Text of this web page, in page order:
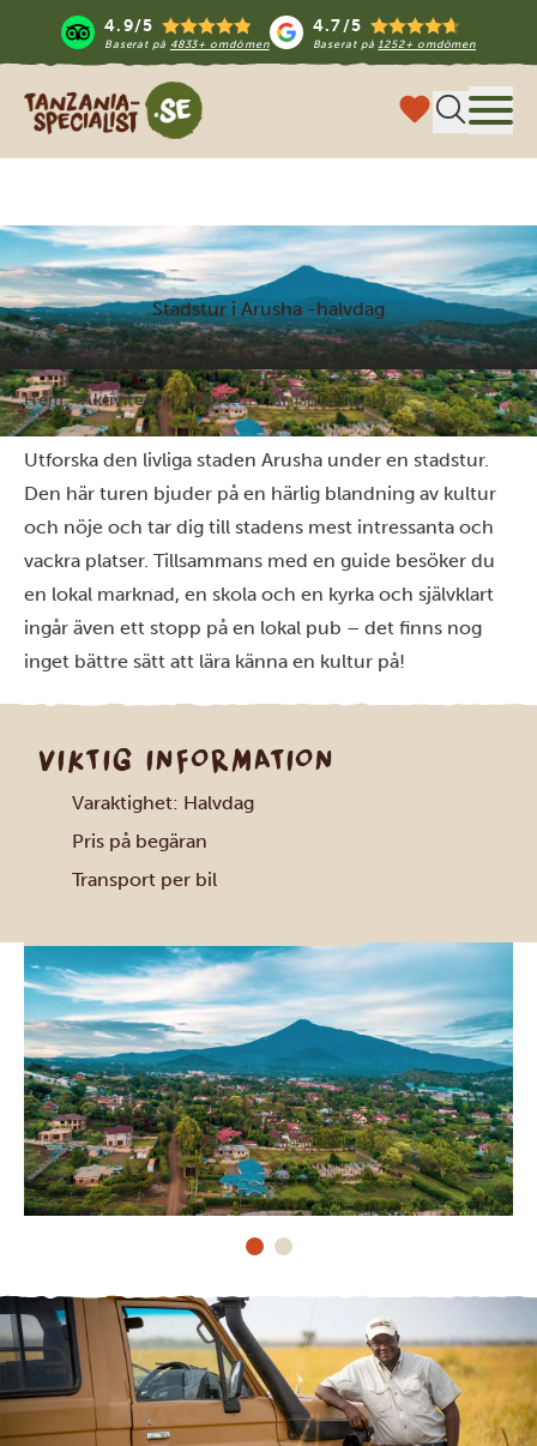
4.9/5
Baserat på 4833+ omdömen
4.7/5
Baserat på1252+ omdömen
Tanzania Specialist
Stadstur i Arusha -halvdag
Hem Aktiviteter Stadstur i Arusha -halvdag
Utforska den livliga staden Arusha under en stadstur.
Den här turen bjuder på en härlig blandning av kultur
och nöje och tar dig till stadens mest intressanta och
vackra platser. Tillsammans med en guide besöker du
en lokal marknad, en skola och en kyrka och självklart
ingår även ett stopp på en lokal pub – det finns nog
inget bättre sätt att lära känna en kultur på!
VIKTIG INFORMATION
Varaktighet: Halvdag
Pris på begäran
Transport per bil